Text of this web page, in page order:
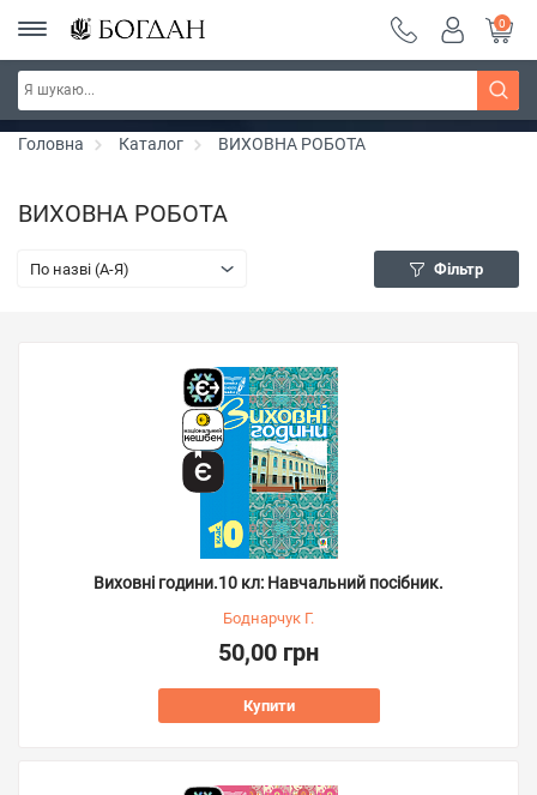
РОЗПРОДАЖ ~ 150 грн ~ 200 грн ~ 250 грн ~
300 грн ~ РОЗПРОДАЖ
Дізнатись більше
0
Головна Каталог ВИХОВНА РОБОТА
ВИХОВНА РОБОТА
По назві (A-Я) Фільтр
Виховні години.10 кл: Навчальний посібник.
Боднарчук Г.
50,00 грн
Купити